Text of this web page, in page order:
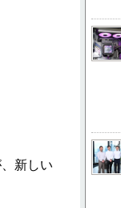
新しい